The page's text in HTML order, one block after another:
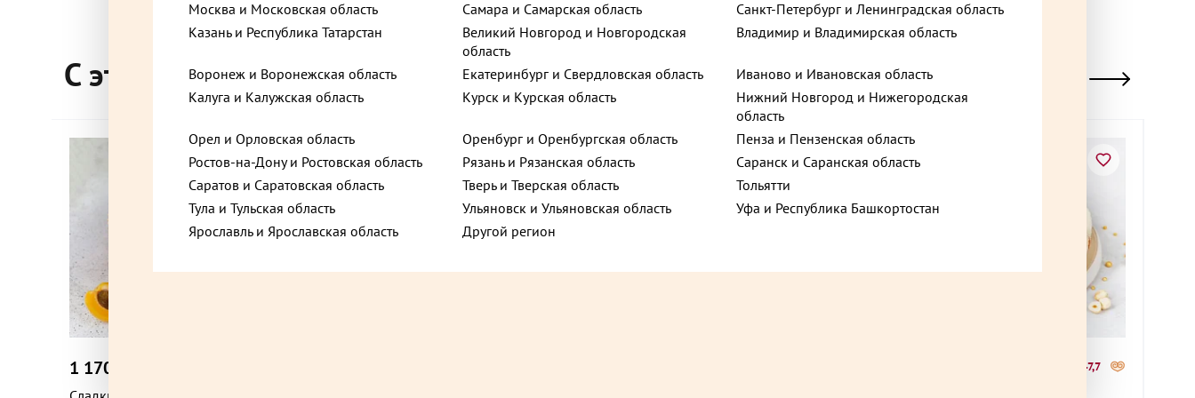
Видное, Московская область, Советский проезд, 4
Владимир, Владимирская область, проспект Ленина, 30
Владимир, Владимирская область, проспект Строителей, 22Б
Владимир, Владимирская область, улица Комиссарова,
10/13
Воронеж, Воронежская область, Ленинский проспект, 159
Воронеж, Воронежская область, Плехановская улица, 40
С этим товаром покупают
1 170 ₽
Хит Хит
до +47,7
Москва и Московская область Самара и Самарская область
Санкт-Петербург и Ленинградская область
Казань и Республика Татарстан
Великий Новгород и Новгородская
область
Владимир и Владимирская область
Воронеж и Воронежская область Екатеринбург и Свердловская область
Иваново и Ивановская область
Калуга и Калужская область
Курск и Курская область
Нижний Новгород и Нижегородская
область
Орел и Орловская область
Оренбург и Оренбургская область
Пенза и Пензенская область
Ростов-на-Дону и Ростовская область
Рязань и Рязанская область
Саранск и Саранская область
Саратов и Саратовская область
Тверь и Тверская область
Тольятти
Тула и Тульская область
Ульяновск и Ульяновская область
Уфа и Республика Башкортостан
Ярославль и Ярославская область
Другой регион